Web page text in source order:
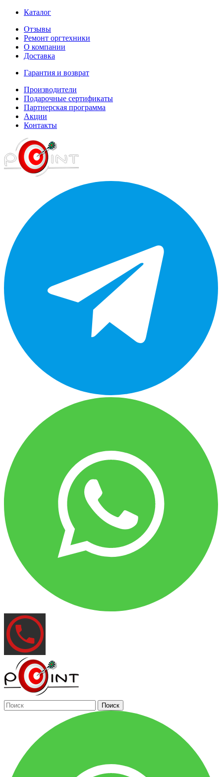
Каталог
Отзывы
Ремонт оргтехники
О компании
Доставка
Гарантия и возврат
Производители
Подарочные сертификаты
Партнерская программа
Акции
Контакты
Поиск